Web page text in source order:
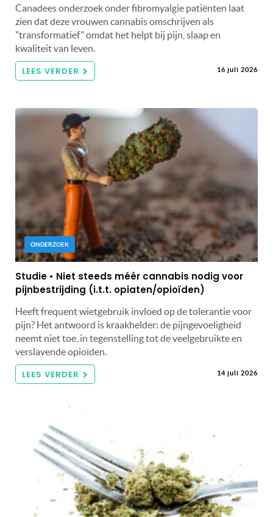
Canadees onderzoek onder fibromyalgie patiënten laat
zien dat deze vrouwen cannabis omschrijven als
"transformatief" omdat het helpt bij pijn, slaap en
kwaliteit van leven.
LEES VERDER 16 juli 2026
ONDERZOEK
Studie • Niet steeds méér cannabis nodig voor
pijnbestrijding (i.t.t. opiaten/opioïden)
Heeft frequent wietgebruik invloed op de tolerantie voor
pijn? Het antwoord is kraakhelder: de pijngevoeligheid
neemt niet toe, in tegenstelling tot de veelgebruikte en
verslavende opioïden.
LEES VERDER 14 juli 2026